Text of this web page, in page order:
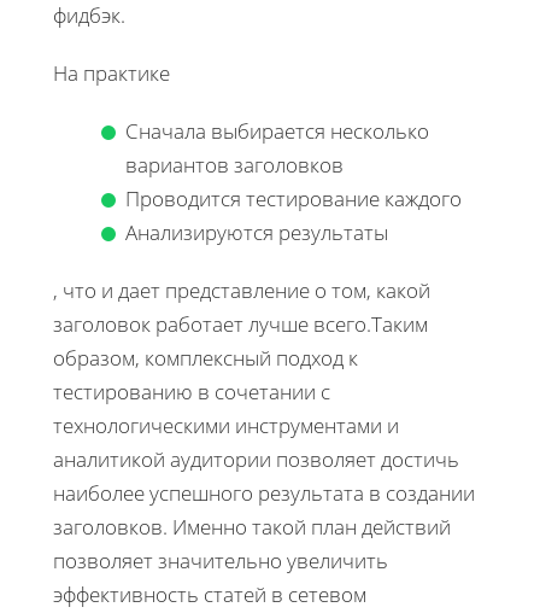
фидбэк.
На практике
Сначала выбирается несколько
вариантов заголовков
Проводится тестирование каждого
Анализируются результаты
, что и дает представление о том, какой
заголовок работает лучше всего.Таким
образом, комплексный подход к
тестированию в сочетании с
технологическими инструментами и
аналитикой аудитории позволяет достичь
наиболее успешного результата в создании
заголовков. Именно такой план действий
позволяет значительно увеличить
эффективность статей в сетевом